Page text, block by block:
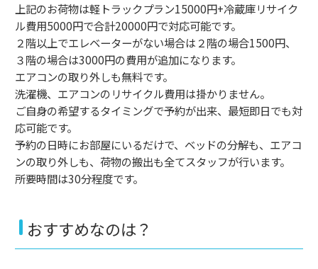
上記のお荷物は軽トラックプラン15000円+冷蔵庫リサイク
ル費用5000円で合計20000円で対応可能です。
２階以上でエレベーターがない場合は２階の場合1500円、
３階の場合は3000円の費用が追加になります。
エアコンの取り外しも無料です。
洗濯機、エアコンのリサイクル費用は掛かりません。
ご自身の希望するタイミングで予約が出来、最短即日でも対
応可能です。
予約の日時にお部屋にいるだけで、ベッドの分解も、エアコ
ンの取り外しも、荷物の搬出も全てスタッフが行います。
所要時間は30分程度です。
おすすめなのは？